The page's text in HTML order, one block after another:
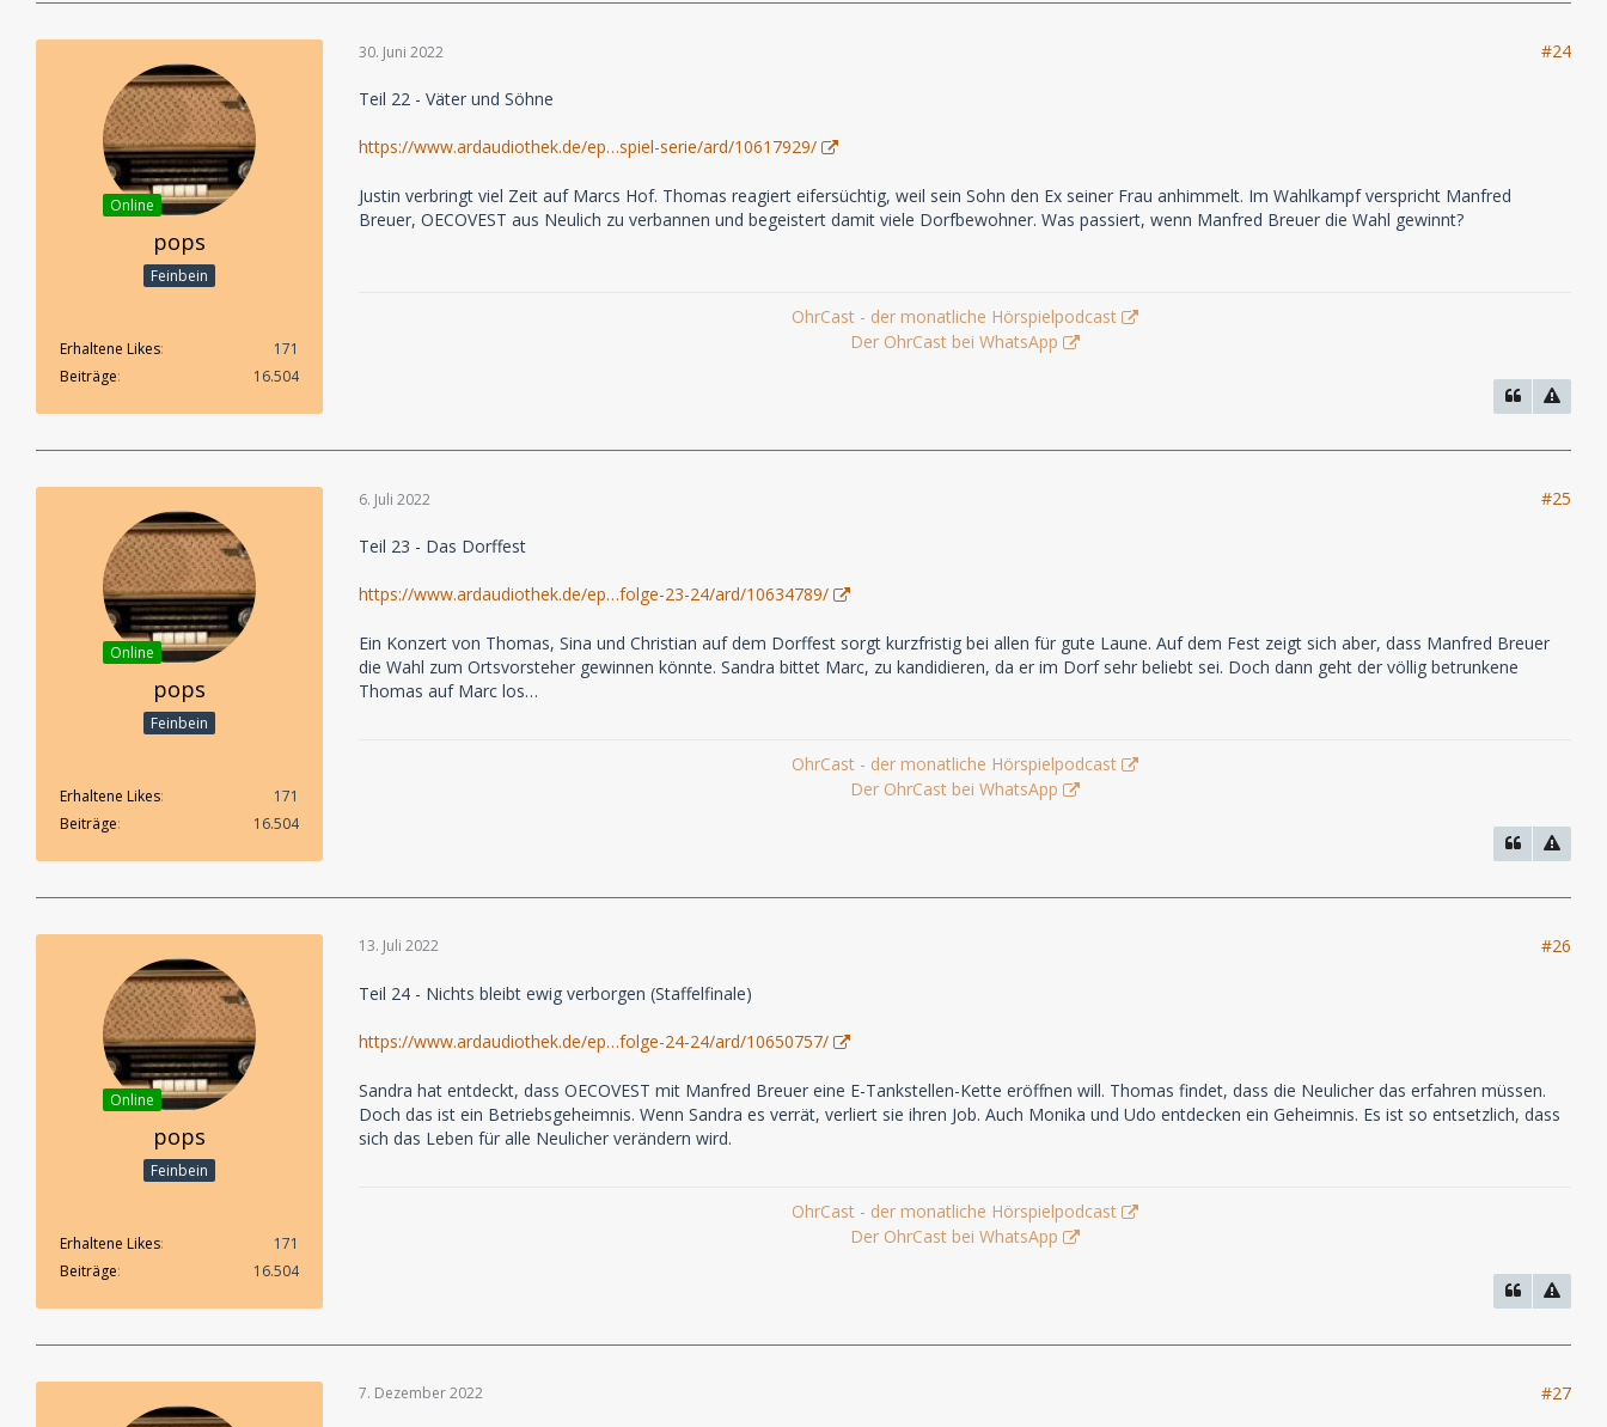
Online
pops
Feinbein
Erhaltene Likes
171
Beiträge
16.504
30. Juni 2022 #24
Teil 22 - Väter und Söhne
https://www.ardaudiothek.de/ep…spiel-serie/ard/10617929/
Justin verbringt viel Zeit auf Marcs Hof. Thomas reagiert eifersüchtig, weil sein Sohn den Ex seiner Frau anhimmelt. Im Wahlkampf verspricht Manfred
Breuer, OECOVEST aus Neulich zu verbannen und begeistert damit viele Dorfbewohner. Was passiert, wenn Manfred Breuer die Wahl gewinnt?
OhrCast - der monatliche Hörspielpodcast
Der OhrCast bei WhatsApp
Online
pops
Feinbein
Erhaltene Likes
171
Beiträge
16.504
6. Juli 2022 #25
Teil 23 - Das Dorffest
https://www.ardaudiothek.de/ep…folge-23-24/ard/10634789/
Ein Konzert von Thomas, Sina und Christian auf dem Dorffest sorgt kurzfristig bei allen für gute Laune. Auf dem Fest zeigt sich aber, dass Manfred Breuer
die Wahl zum Ortsvorsteher gewinnen könnte. Sandra bittet Marc, zu kandidieren, da er im Dorf sehr beliebt sei. Doch dann geht der völlig betrunkene
Thomas auf Marc los…
OhrCast - der monatliche Hörspielpodcast
Der OhrCast bei WhatsApp
Online
pops
Feinbein
Erhaltene Likes
171
Beiträge
16.504
13. Juli 2022 #26
Teil 24 - Nichts bleibt ewig verborgen (Staffelfinale)
https://www.ardaudiothek.de/ep…folge-24-24/ard/10650757/
Sandra hat entdeckt, dass OECOVEST mit Manfred Breuer eine E-Tankstellen-Kette eröffnen will. Thomas findet, dass die Neulicher das erfahren müssen.
Doch das ist ein Betriebsgeheimnis. Wenn Sandra es verrät, verliert sie ihren Job. Auch Monika und Udo entdecken ein Geheimnis. Es ist so entsetzlich, dass
sich das Leben für alle Neulicher verändern wird.
OhrCast - der monatliche Hörspielpodcast
Der OhrCast bei WhatsApp
7. Dezember 2022 #27